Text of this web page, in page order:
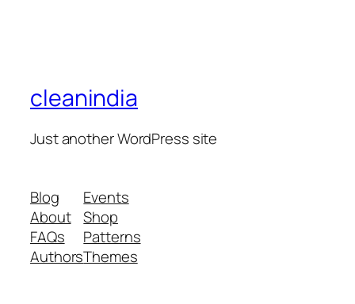
cleanindia
Just another WordPress site
Blog
About
FAQs
Authors
Events
Shop
Patterns
Themes